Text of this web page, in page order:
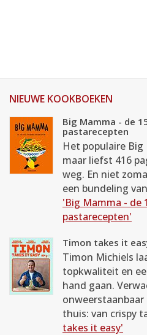
NIEUWE KOOKBOEKEN
Big Mamma - de
pastarecepten
Het populaire
maar liefst 416
weg. En niet
een bundeling
'Big Mamma - de
pastarecepten'
Timon takes it
Timon Michiels
topkwaliteit en
hand gaan.
thuis: van crispy
takes it easy'